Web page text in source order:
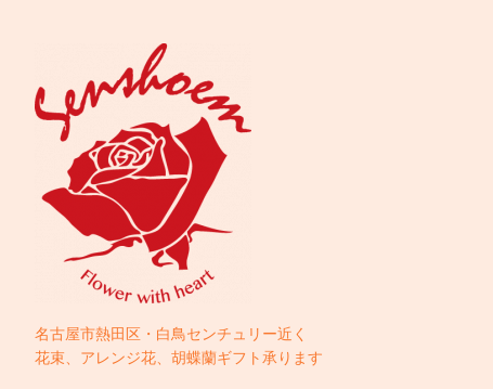
名古屋市熱田区・白鳥センチュリー近く
花束、アレンジ花、胡蝶蘭ギフト承ります